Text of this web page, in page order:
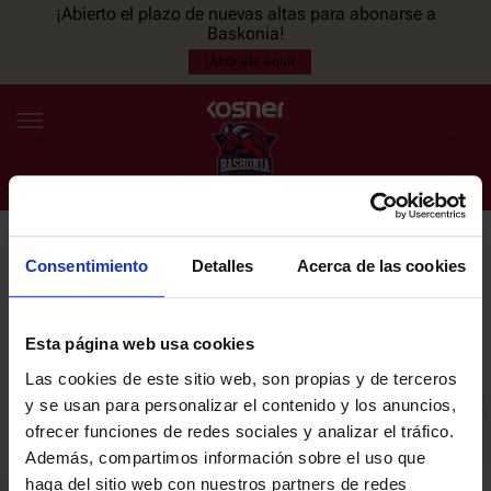
Consentimiento Detalles Acerca de las cookies
Esta página web usa cookies
Las cookies de este sitio web, son propias y de terceros
y se usan para personalizar el contenido y los anuncios,
ofrecer funciones de redes sociales y analizar el tráfico.
Además, compartimos información sobre el uso que
haga del sitio web con nuestros partners de redes
¡Abierto el plazo de nuevas altas para abonarse a
Baskonia!
¡Abónate aquí!
ES EU
NOTICIAS
PLANTILLA
ENTRADAS
NEWSLETTER
últimas noticias y promociones del club.
Email
He leído y acepto laPolítica de privacidaddel SASKI BASKONIA